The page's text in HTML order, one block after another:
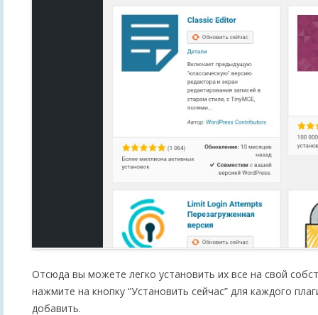
Отсюда вы можете легко установить их все на свой
нажмите на кнопку “Установить сейчас” для каждого
добавить.